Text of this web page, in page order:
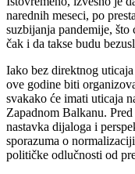
narednih meseci, po
suzbijanja pandemije,
čak i da takse budu
Iako bez direktnog
ove godine biti
svakako će imati uticaja
Zapadnom Balkanu.
nastavka dijaloga i
sporazuma o
političke odlučnosti od